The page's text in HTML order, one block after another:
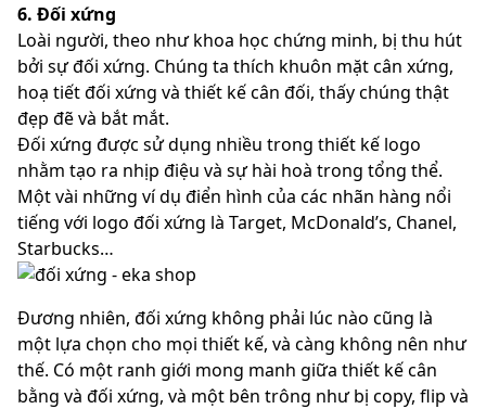
6. Đối xứng
Loài người, theo như khoa học chứng minh, bị thu hút
bởi sự đối xứng. Chúng ta thích khuôn mặt cân xứng,
hoạ tiết đối xứng và thiết kế cân đối, thấy chúng thật
đẹp đẽ và bắt mắt.
Đối xứng được sử dụng nhiều trong thiết kế logo
nhằm tạo ra nhịp điệu và sự hài hoà trong tổng thể.
Một vài những ví dụ điển hình của các nhãn hàng nổi
tiếng với logo đối xứng là Target, McDonald’s, Chanel,
Starbucks…
Đương nhiên, đối xứng không phải lúc nào cũng là
một lựa chọn cho mọi thiết kế, và càng không nên như
thế. Có một ranh giới mong manh giữa thiết kế cân
bằng và đối xứng, và một bên trông như bị copy, flip và